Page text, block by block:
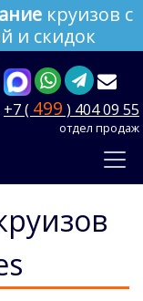
круизов с
и скидок
+7 ( 499 ) 404 09 55
отдел продаж